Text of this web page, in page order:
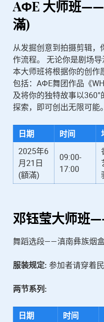
AΦE 大师班
滿)
从发掘创意到拍摄剪辑，
作流程。 无论你是剧场导
本大师班将根据你的创作
包括：AΦE舞团作品《
及将你的独特故事以
探索，即可创出无限可能。
日期 时间
2025年6
月21日
(額滿)
09:00-
17:00
邓钰莹大师班
舞蹈选段——滇南彝族烟
服装规定: 参加者请穿着
两节系列:
日期 时间